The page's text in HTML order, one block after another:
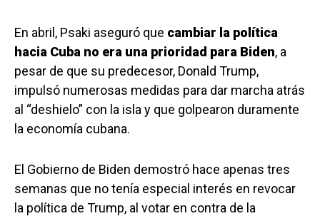
En abril, Psaki aseguró que cambiar la política
hacia Cuba no era una prioridad para Biden, a
pesar de que su predecesor, Donald Trump,
impulsó numerosas medidas para dar marcha atrás
al “deshielo” con la isla y que golpearon duramente
la economía cubana.
El Gobierno de Biden demostró hace apenas tres
semanas que no tenía especial interés en revocar
la política de Trump, al votar en contra de la